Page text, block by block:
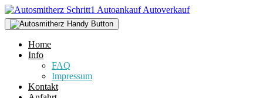
Home
Info
FAQ
Impressum
Kontakt